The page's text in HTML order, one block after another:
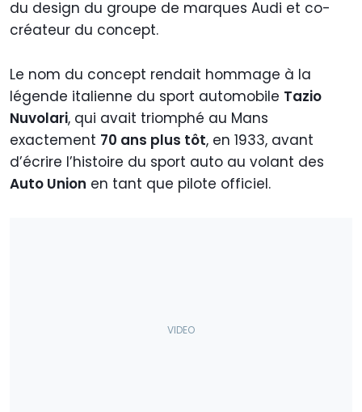
du design du groupe de marques Audi et co-
créateur du concept.
Le nom du concept rendait hommage à la
légende italienne du sport automobile Tazio
Nuvolari, qui avait triomphé au Mans
exactement 70 ans plus tôt, en 1933, avant
d’écrire l’histoire du sport auto au volant des
Auto Union en tant que pilote officiel.